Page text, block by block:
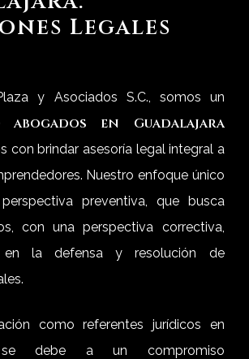
Legales
y Asociados S.C., somos un
abogados en Guadalajara
con brindar asesoría legal integral a
Nuestro enfoque único
preventiva, que busca
con una perspectiva correctiva,
en la defensa y resolución de
como referentes jurídicos en
se debe a un compromiso